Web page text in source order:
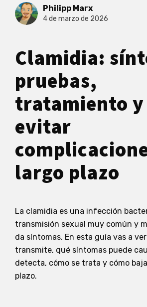
Philipp Marx
4 de marzo de 2026
Clamidia:
pruebas,
tratamiento y
evitar
largo plazo
La clamidia es una infección
transmisión sexual muy común y
da síntomas. En esta guía vas a
transmite, qué síntomas puede
detecta, cómo se trata y cómo
plazo.